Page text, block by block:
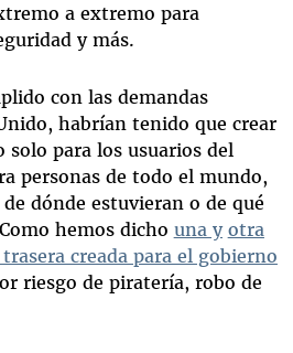
a extremo para
y más.
con las demandas
habrían tenido que crear
solo para los usuarios del
personas de todo el mundo,
dónde estuvieran o de qué
hemos dicho una y otra
creada para el gobierno
riesgo de piratería, robo de